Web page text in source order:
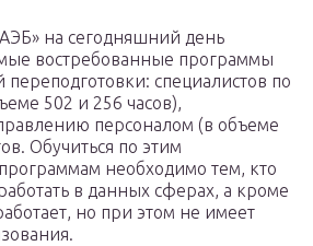
на сегодняшний день
востребованные программы
специалистов по
502 и 256 часов),
персоналом (в объеме
Обучиться по этим
необходимо тем, кто
в данных сферах, а кроме
но при этом не имеет